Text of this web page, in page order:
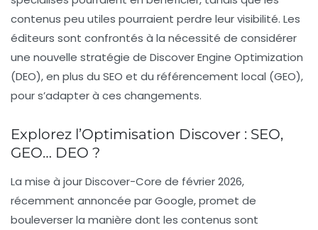
contenus peu utiles pourraient perdre leur visibilité. Les
éditeurs sont confrontés à la nécessité de considérer
une nouvelle stratégie de Discover Engine Optimization
(DEO), en plus du SEO et du référencement local (GEO),
pour s’adapter à ces changements.
Explorez l’Optimisation Discover : SEO,
GEO… DEO ?
La mise à jour Discover-Core de février 2026,
récemment annoncée par Google, promet de
bouleverser la manière dont les contenus sont